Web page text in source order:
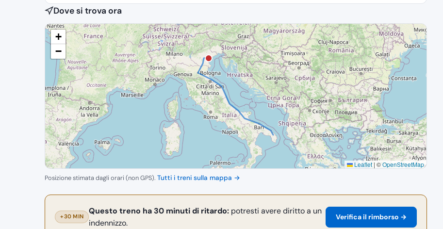
Dove si trova ora
+
−
Leaflet | ©OpenStreetMap
Posizione stimata dagli orari (non GPS). Tutti i treni sulla mappa →
+30 MIN
Questo treno ha 30 minuti di ritardo: potresti avere diritto a un
indennizzo.
Verifica il rimborso →